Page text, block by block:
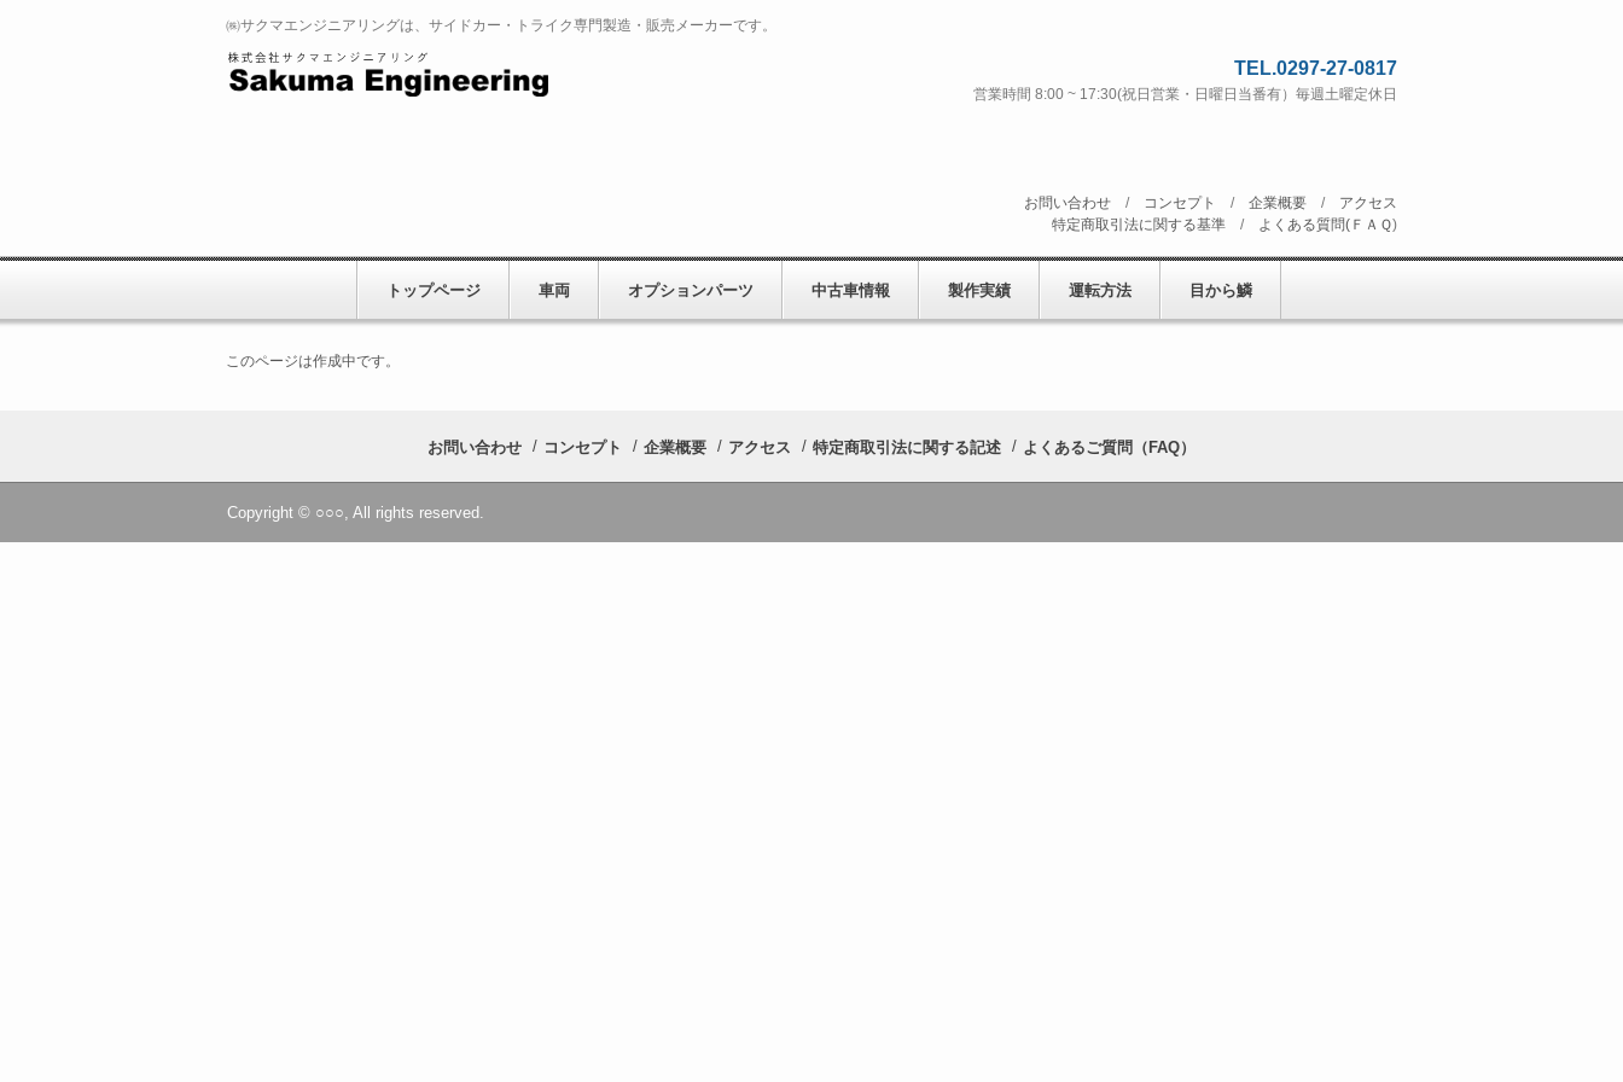
㈱サクマエンジニアリングは、サイドカー・トライク専門製造・販売メーカーです。
TEL.0297-27-0817
営業時間 8:00 ~ 17:30(祝日営業・日曜日当番有）毎週土曜定休日
お問い合わせ / コンセプト / 企業概要 / アクセス
特定商取引法に関する基準 / よくある質問(ＦＡＱ)
トップページ 車両 オプションパーツ 中古車情報 製作実績 運転方法 目から鱗
このページは作成中です。
お問い合わせ コンセプト 企業概要 アクセス 特定商取引法に関する記述 よくあるご質問（FAQ）
Copyright © ○○○, All rights reserved.